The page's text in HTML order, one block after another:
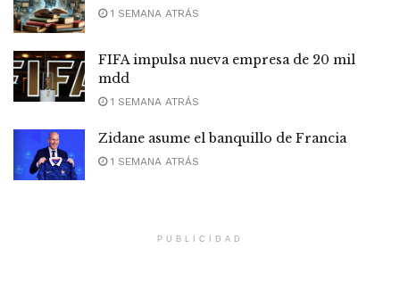
1 SEMANA ATRÁS
FIFA impulsa nueva empresa de 20 mil
mdd
1 SEMANA ATRÁS
Zidane asume el banquillo de Francia
1 SEMANA ATRÁS
PUBLICIDAD